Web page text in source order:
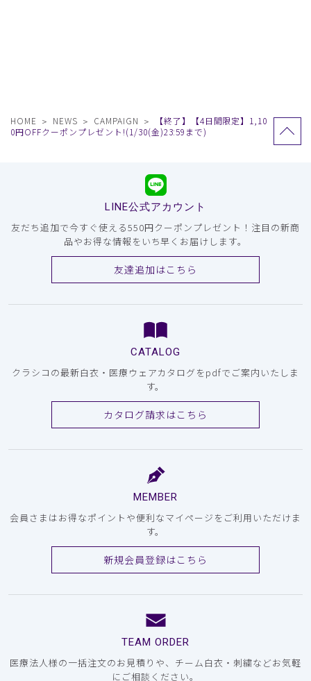
HOME NEWS CAMPAIGN
【終了】【4日間限定】1,10
0円OFFクーポンプレゼント!(1/30(金)23:59まで)
LINE公式アカウント
友だち追加で今すぐ使える550円クーポンプレゼント！注目の新商
品やお得な情報をいち早くお届けします。
友達追加はこちら
CATALOG
クラシコの最新白衣・医療ウェアカタログをpdfでご案内いたしま
す。
カタログ請求はこちら
MEMBER
会員さまはお得なポイントや便利なマイページをご利用いただけま
す。
新規会員登録はこちら
TEAM ORDER
医療法人様の一括注文のお見積りや、チーム白衣・刺繍などお気軽
にご相談ください。